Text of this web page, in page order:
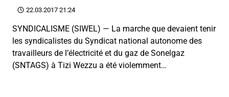
22.03.2017 21:24
SYNDICALISME (SIWEL) — La marche que devaient tenir
les syndicalistes du Syndicat national autonome des
travailleurs de l’électricité et du gaz de Sonelgaz
(SNTAGS) à Tizi Wezzu a été violemment…